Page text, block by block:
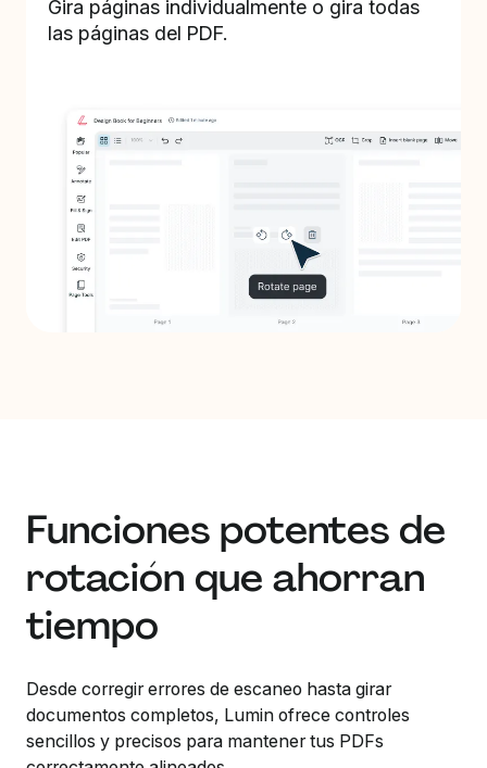
Gira páginas individualmente o gira todas
las páginas del PDF.
Funciones potentes de
rotación que ahorran
tiempo
Desde corregir errores de escaneo hasta girar
documentos completos, Lumin ofrece controles
sencillos y precisos para mantener tus PDFs